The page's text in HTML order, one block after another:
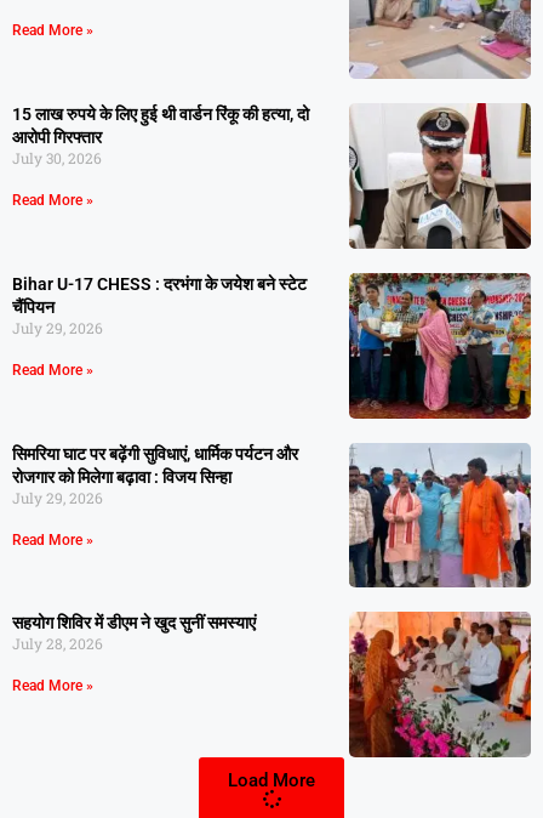
Read More »
15 लाख रुपये के लिए हुई थी वार्डन रिंकू की हत्या, दो
आरोपी गिरफ्तार
July 30, 2026
Read More »
Bihar U-17 CHESS : दरभंगा के जयेश बने स्टेट
चैंपियन
July 29, 2026
Read More »
सिमरिया घाट पर बढ़ेंगी सुविधाएं, धार्मिक पर्यटन और
रोजगार को मिलेगा बढ़ावा : विजय सिन्हा
July 29, 2026
Read More »
सहयोग शिविर में डीएम ने खुद सुनीं समस्याएं
July 28, 2026
Read More »
Load More